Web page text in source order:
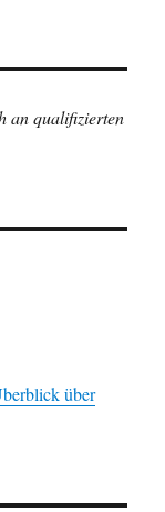
an qualifizierten
über